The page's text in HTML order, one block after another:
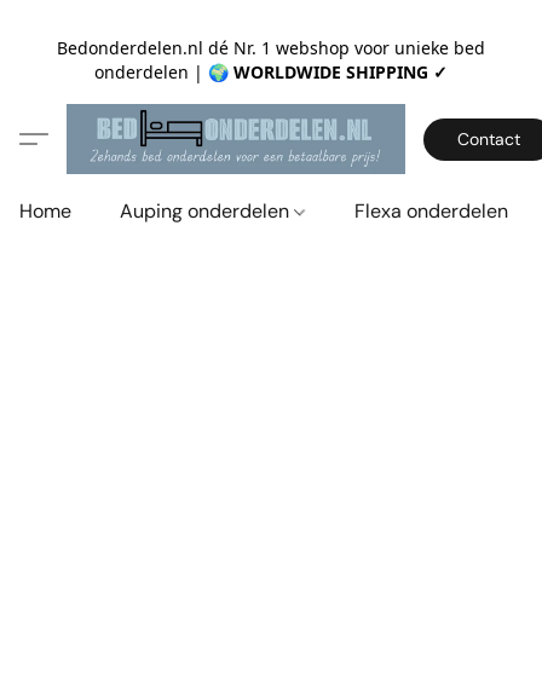
Bedonderdelen.nl dé Nr. 1 webshop voor unieke bed
onderdelen | 🌍 WORLDWIDE SHIPPING ✓
Contact
Home Auping onderdelen Flexa onderdelen